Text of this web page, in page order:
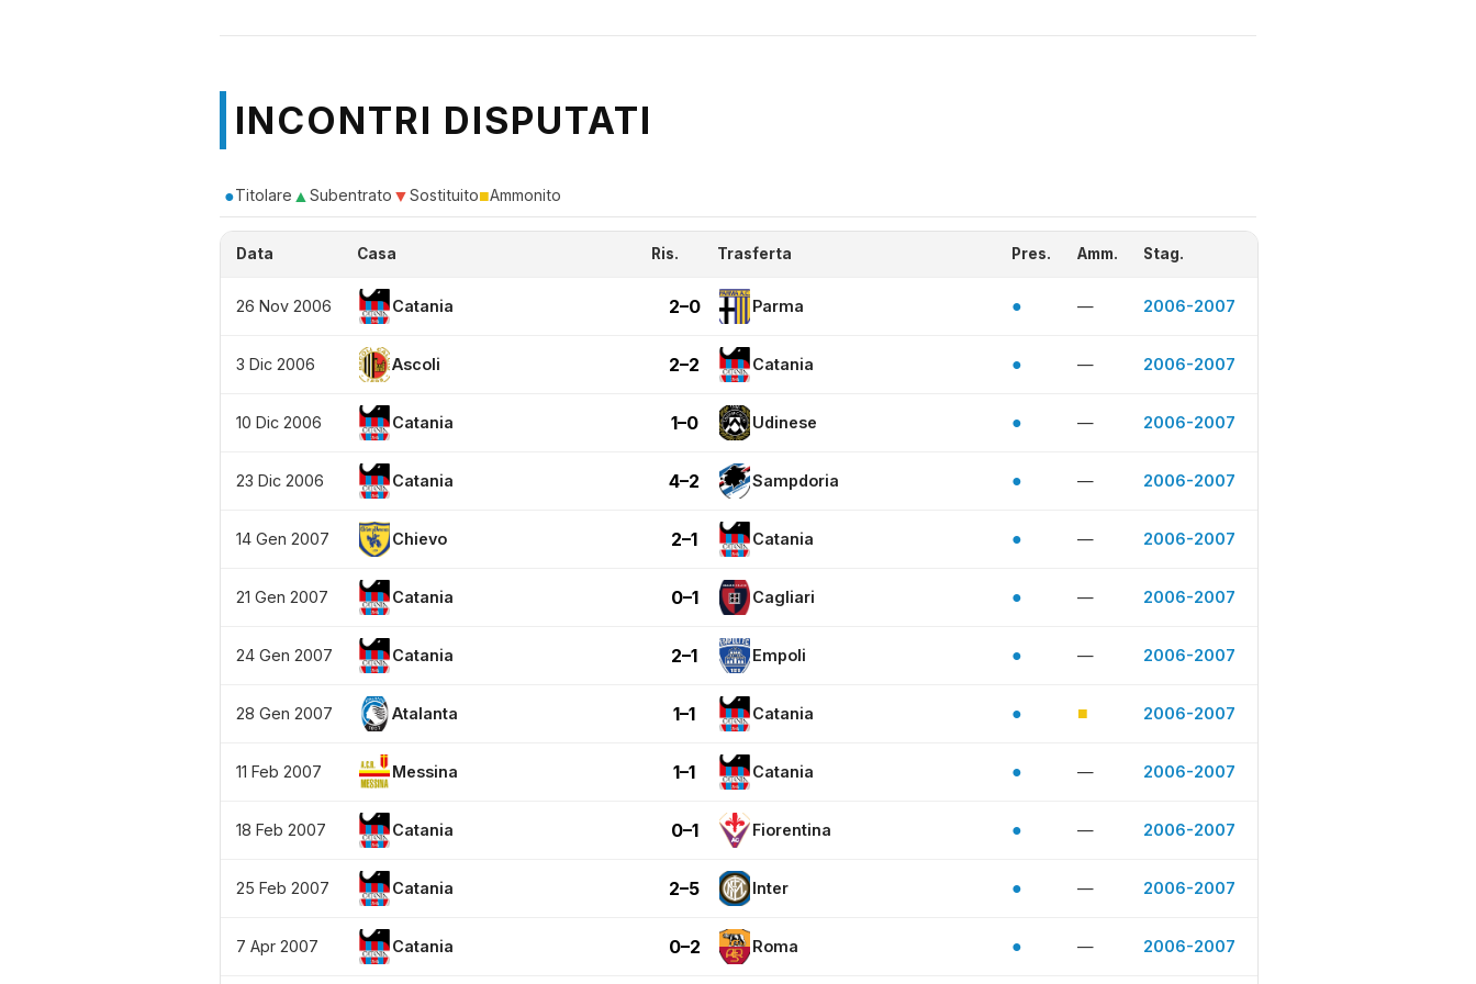
INCONTRI DISPUTATI
●Titolare ▲ Subentrato ▼Sostituito■Ammonito
Data Casa Ris. Trasferta Pres. Amm. Stag.
26 Nov 2006 Catania 2–0 Parma ● — 2006-2007
3 Dic 2006 Ascoli 2–2 Catania ● — 2006-2007
10 Dic 2006 Catania 1–0 Udinese ● — 2006-2007
23 Dic 2006 Catania 4–2 Sampdoria ● — 2006-2007
14 Gen 2007 Chievo 2–1 Catania ● — 2006-2007
21 Gen 2007 Catania 0–1 Cagliari ● — 2006-2007
24 Gen 2007 Catania 2–1 Empoli ● — 2006-2007
28 Gen 2007 Atalanta 1–1 Catania ● ■ 2006-2007
11 Feb 2007 Messina 1–1 Catania ● — 2006-2007
18 Feb 2007 Catania 0–1 Fiorentina ● — 2006-2007
25 Feb 2007 Catania 2–5 Inter ● — 2006-2007
7 Apr 2007 Catania 0–2 Roma ● — 2006-2007